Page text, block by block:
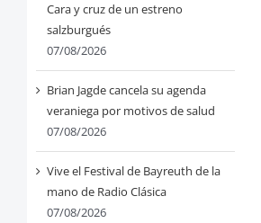
Cara y cruz de un estreno
salzburgués
07/08/2026
Brian Jagde cancela su agenda
veraniega por motivos de salud
07/08/2026
Vive el Festival de Bayreuth de la
mano de Radio Clásica
07/08/2026